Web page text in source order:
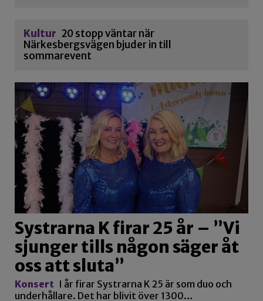
Kultur 20 stopp väntar när
Närkesbergsvägen bjuder in till
sommarevent
Systrarna K firar 25 år – ”Vi
sjunger tills någon säger åt
oss att sluta”
Konsert I år firar Systrarna K 25 är som duo och
underhållare. Det har blivit över 1300…